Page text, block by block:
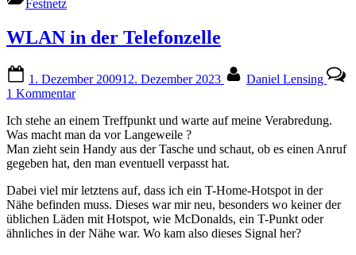
Festnetz
WLAN in der Telefonzelle
on
1. Dezember 200912. Dezember 2023
Daniel Lensing
1 Kommentarzu
in
der
Telefonzelle
Ich stehe an einem Treffpunkt und warte auf meine Verabredung.
Was macht man da vor Langeweile ?
Man zieht sein Handy aus der Tasche und schaut, ob es einen Anruf
gegeben hat, den man eventuell verpasst hat.
Dabei viel mir letztens auf, dass ich ein T-Home-Hotspot in der
Nähe befinden muss. Dieses war mir neu, besonders wo keiner der
üblichen Läden mit Hotspot, wie McDonalds, ein T-Punkt oder
ähnliches in der Nähe war. Wo kam also dieses Signal her?